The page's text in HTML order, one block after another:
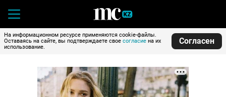
На информационном ресурсе применяются cookie-файлы.
Оставаясь на сайте, вы подтверждаете свое согласие на их
использование.
Согласен